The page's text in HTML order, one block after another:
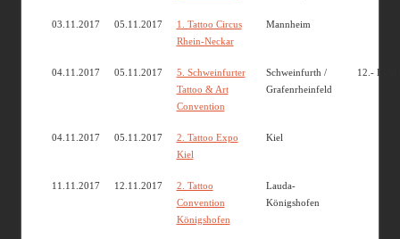
03.11.2017 05.11.2017
1. Tattoo Circus
Rhein-Neckar
Mannheim
04.11.2017 05.11.2017
5. Schweinfurter
Tattoo & Art
Convention
Schweinfurth /
Grafenrheinfeld
12.- EUR
04.11.2017 05.11.2017
2. Tattoo Expo
Kiel
Kiel
11.11.2017 12.11.2017
2. Tattoo
Convention
Königshofen
Lauda-
Königshofen